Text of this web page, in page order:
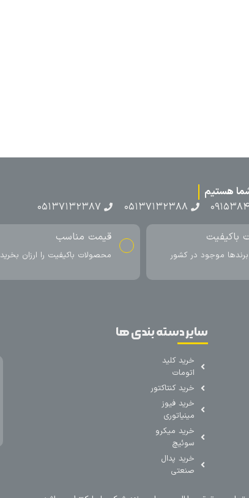
۰۵۱۳۷۱۳۲۳۸۸ ۰۵۱۳۷۱۳۲۳۸۷
باکیفیت
برندها موجود در کشور
قیمت مناسب
محصولات باکیفیت را ارزان بخرید
سایر دسته بندی ها
خرید کلید
اتومات
خرید کنتاکتور
خرید فیوز
مینیاتوری
خرید میکرو
سوئیچ
خرید پدال
صنعتی